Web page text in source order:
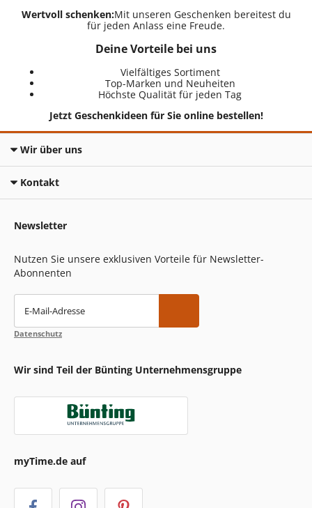
Wertvoll schenken:Mit unseren Geschenken bereitest du
für jeden Anlass eine Freude.
Deine Vorteile bei uns
Vielfältiges Sortiment
Top-Marken und Neuheiten
Höchste Qualität für jeden Tag
Jetzt Geschenkideen für Sie online bestellen!
Wir über uns
Kontakt
Newsletter
Nutzen Sie unsere exklusiven Vorteile für Newsletter-
Abonnenten
E-Mail-Adresse
Datenschutz
Wir sind Teil der Bünting Unternehmensgruppe
myTime.de auf